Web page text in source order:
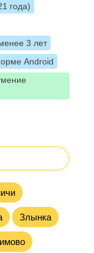
года)
3 лет
Android
Злынка